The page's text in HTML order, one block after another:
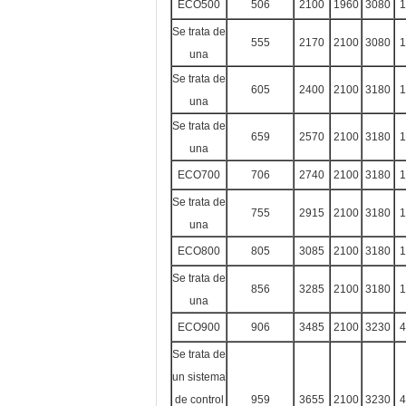
ECO500 506 2100 1960 3080
Se trata de
una
555 2170 2100 3080
Se trata de
una
605 2400 2100 3180
Se trata de
una
659 2570 2100 3180
ECO700 706 2740 2100 3180
Se trata de
una
755 2915 2100 3180
ECO800 805 3085 2100 3180
Se trata de
una
856 3285 2100 3180
ECO900 906 3485 2100 3230
Se trata de
un sistema
de control
959 3655 2100 3230